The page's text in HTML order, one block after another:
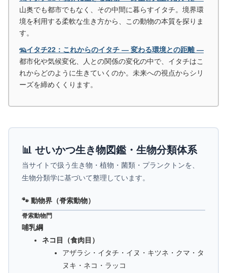
山奥でも都市でもなく、その中間に暮らすイタチ。境界環
境を利用する柔軟な生き方から、この動物の本質を探りま
す。
🦡イタチ22：これからのイタチ ― 変わる環境との距離 ―
都市化や気候変化、人との関係の変化の中で、イタチはこ
れからどのように生きていくのか。未来への視点からシリ
ーズを締めくくります。
📊 せいかつ生き物図鑑・生物分類体系
当サイトで扱う生き物・植物・菌類・プランクトンを、
生物分類学に基づいて整理しています。
🐾 動物界（脊索動物）
脊索動物門
哺乳綱
ネコ目（食肉目）
アザラシ・イタチ・イヌ・キツネ・クマ・タ
ヌキ・ネコ・ラッコ